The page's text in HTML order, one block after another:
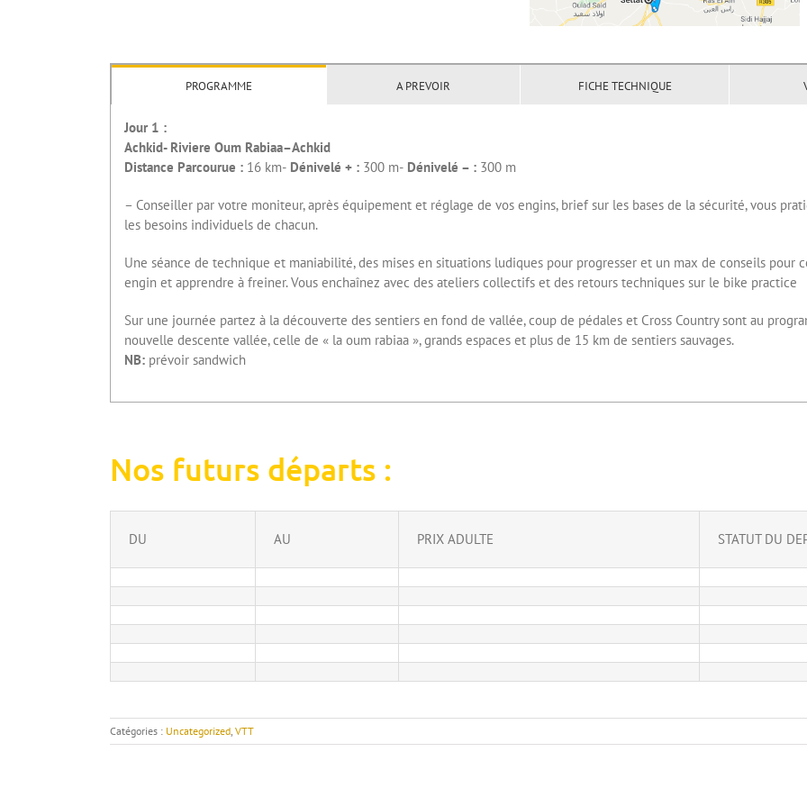
PROGRAMME A PREVOIR FICHE TECHNIQUE
Jour 1 :
Achkid- Riviere Oum Rabiaa–Achkid
Distance Parcourue : 16 km- Dénivelé + : 300 m- Dénivelé – : 300 m
– Conseiller par votre moniteur, après équipement et réglage de vos engins, brief sur les bases de la sécurité, vous
les besoins individuels de chacun.
Une séance de technique et maniabilité, des mises en situations ludiques pour progresser et un max de conseils pour
engin et apprendre à freiner. Vous enchaînez avec des ateliers collectifs et des retours techniques sur le bike practice
Sur une journée partez à la découverte des sentiers en fond de vallée, coup de pédales et Cross Country sont au
nouvelle descente vallée, celle de « la oum rabiaa », grands espaces et plus de 15 km de sentiers sauvages.
NB: prévoir sandwich
Nos futurs départs :
DU AU PRIX ADULTE STATUT DU
Catégories : Uncategorized VTT